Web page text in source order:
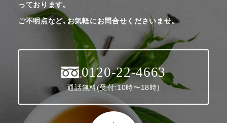
っております。
ご不明点など、お気軽にお問合せくださいませ。
0120-22-4663
通話無料(受付:10時〜18時)